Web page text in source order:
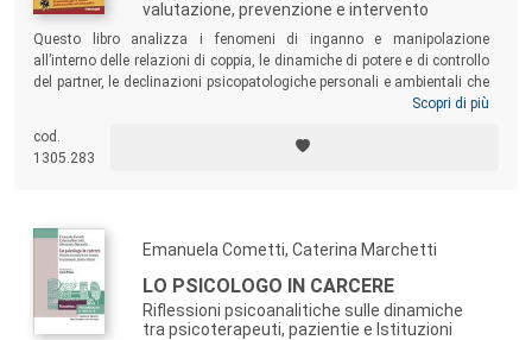
valutazione, prevenzione e intervento
Questo libro analizza i fenomeni di inganno e manipolazione
all’interno delle relazioni di coppia, le dinamiche di potere e di controllo
del partner, le declinazioni psicopatologiche personali e ambientali che
stanno alla base dei fenomeni esaminati. Oltre alla conoscenza delle
riesaminare i modelli di prevenzione e di intervento per identificare i
percorsi informativi e clinici più opportuni e funzionali al fine di limitare,
Scopri di più
cod.
1305.283
Emanuela Cometti, Caterina Marchetti
LO PSICOLOGO IN CARCERE
Riflessioni psicoanalitiche sulle dinamiche
tra psicoterapeuti, pazientie e Istituzioni